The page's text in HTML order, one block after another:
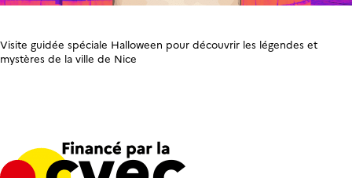
Visite guidée spéciale Halloween pour découvrir les légendes et
mystères de la ville de Nice